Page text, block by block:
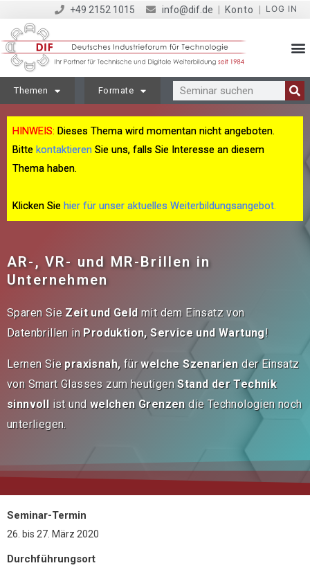
+49 2152 1015 info@dif.de Konto LOG IN
Themen Formate
HINWEIS: Dieses Thema wird momentan nicht angeboten.
Bitte kontaktieren Sie uns, falls Sie Interesse an diesem
Thema haben.
Klicken Sie hier für unser aktuelles Weiterbildungsangebot.
AR-, VR- und MR-Brillen in
Unternehmen
Sparen Sie Zeit und Geldmit dem Einsatz von
Datenbrillen in Produktion, Service und Wartung!
Lernen Sie praxisnah, fürwelche Szenariender Einsatz
von Smart Glasses zum heutigen Stand der Technik
sinnvollist und welchen Grenzendie Technologien noch
unterliegen.
Seminar-Termin
26. bis 27. März 2020
Durchführungsort